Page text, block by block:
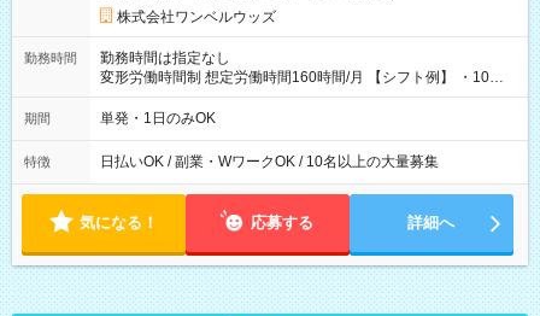
株式会社ワンベルウッズ
勤務時間
勤務時間は指定なし
変形労働時間制 想定労働時間160時間/月 【シフト例】 ・10：
00～20：00
期間 単発・1日のみOK
特徴 日払いOK / 副業・WワークOK / 10名以上の大量募集
気になる！ 応募する 詳細へ